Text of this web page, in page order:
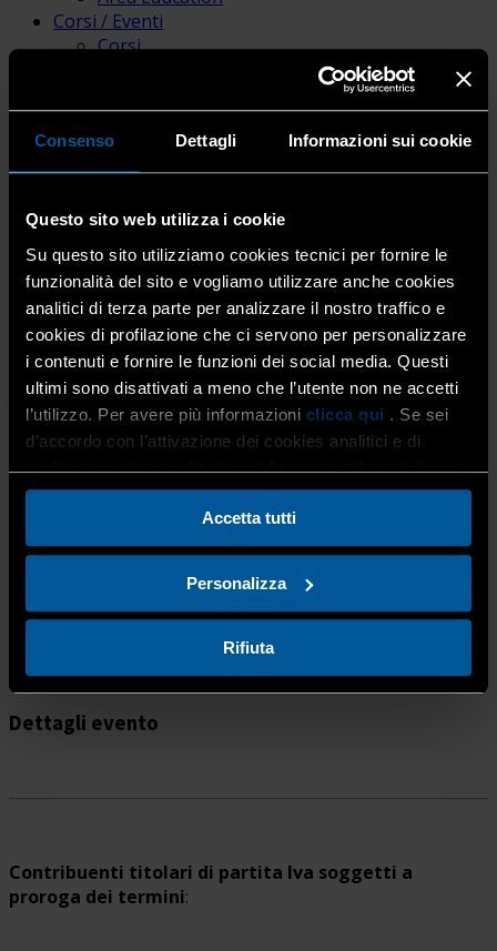
Consenso Dettagli Informazioni sui cookie
Questo sito web utilizza i cookie
Su questo sito utilizziamo cookies tecnici per fornire le
funzionalità del sito e vogliamo utilizzare anche cookies
analitici di terza parte per analizzare il nostro traffico e
cookies di profilazione che ci servono per personalizzare
i contenuti e fornire le funzioni dei social media. Questi
ultimi sono disattivati a meno che l’utente non ne accetti
l’utilizzo. Per avere più informazioni clicca qui . Se sei
d’accordo con l’attivazione dei cookies analitici e di
profilazione clicca sul bottone “Accetta tutti” qui di fianco.
Accetta tutti
Personalizza
Rifiuta
Corsi / Eventi
Corsi
Eventi
Photo Gallery
News
Attualità
Riviste per i soci
Pubblicazioni e media
Bacheca Annunci
Versamenti unico 2015
Iva e ritenute
Versamenti unico 2015
settembre, 2015
Versamenti unico 2015
Iva e ritenute
Dettagli evento
Contribuenti titolari di partita Iva soggetti a
proroga dei termini: